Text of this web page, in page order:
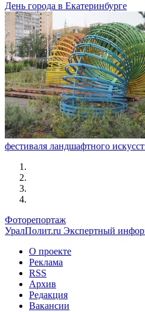
День города в Екатеринбурге
фестиваля ландшафтного
Фоторепортаж
УралПолит.ru Экспертный
О проекте
Реклама
RSS
Архив
Редакция
Вакансии